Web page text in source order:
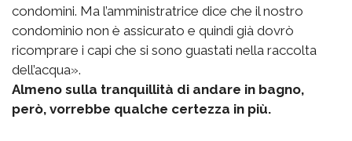
condomini. Ma l’amministratrice dice che il nostro
condominio non è assicurato e quindi già dovrò
ricomprare i capi che si sono guastati nella raccolta
dell’acqua».
Almeno sulla tranquillità di andare in bagno,
però, vorrebbe qualche certezza in più.